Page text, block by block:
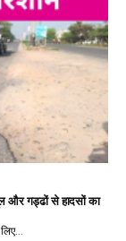
और गड्ढों से हादसों का